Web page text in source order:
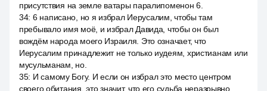
присутствия на земле ватары паралипоменон 6.
34: 6 написано, но я избрал Иерусалим, чтобы там
пребывало имя моё, и избрал Давида, чтобы он был
вождём народа моего Израиля. Это означает, что
Иерусалим принадлежит не только иудеям, христианам или
мусульманам, но.
35: И самому Богу. И если он избрал это место центром
своего обитания, это значит, что его судьба неразрывно